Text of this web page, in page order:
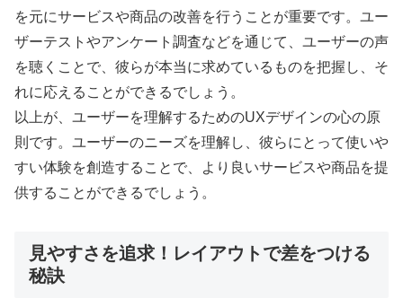
を元にサービスや商品の改善を行うことが重要です。ユー
ザーテストやアンケート調査などを通じて、ユーザーの声
を聴くことで、彼らが本当に求めているものを把握し、そ
れに応えることができるでしょう。
以上が、ユーザーを理解するためのUXデザインの心の原
則です。ユーザーのニーズを理解し、彼らにとって使いや
すい体験を創造することで、より良いサービスや商品を提
供することができるでしょう。
見やすさを追求！レイアウトで差をつける
秘訣